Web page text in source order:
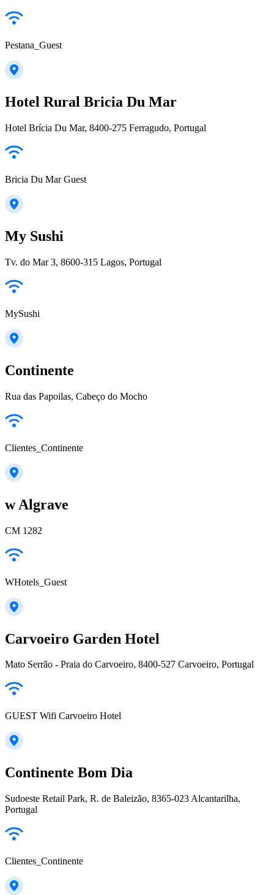
Pestana_Guest
Hotel Rural Bricia Du Mar
Hotel Brícia Du Mar, 8400-275 Ferragudo, Portugal
Bricia Du Mar Guest
My Sushi
Tv. do Mar 3, 8600-315 Lagos, Portugal
MySushi
Continente
Rua das Papoilas, Cabeço do Mocho
Clientes_Continente
w Algrave
CM 1282
WHotels_Guest
Carvoeiro Garden Hotel
Mato Serrão - Praia do Carvoeiro, 8400-527 Carvoeiro, Portugal
GUEST Wifi Carvoeiro Hotel
Continente Bom Dia
Sudoeste Retail Park, R. de Baleizão, 8365-023 Alcantarilha,
Portugal
Clientes_Continente